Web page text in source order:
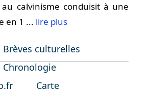
calvinisme conduisit à une
en 1 ... lire plus
Brèves culturelles
Chronologie
Carte